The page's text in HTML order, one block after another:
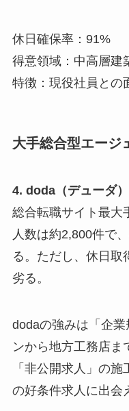
休日確保率：91%
得意領域：中高層建
特徴：現役社員との
大手総合型エージ
4. doda（デューダ）
総合転職サイト最大
人数は約2,800件で
る。ただし、休日取
劣る。
dodaの強みは「企
ンから地方工務店ま
「非公開求人」の
の好条件求人に出会